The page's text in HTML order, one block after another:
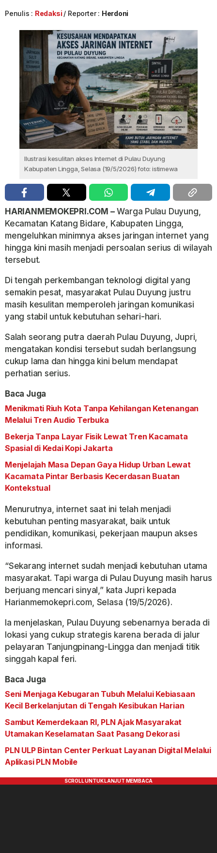
Penulis : Redaksi Reporter : Herdoni
Ilustrasi kesulitan akses Internet di Pulau Duyung
Kabupaten Lingga, Selasa (19/5/2026) foto: istimewa
HARIANMEMOKEPRI.COM –Warga Pulau Duyung,
Kecamatan Katang Bidare, Kabupaten Lingga,
mengeluhkan minimnya akses jaringan internet yang
hingga kini masih menjadi persoalan serius di wilayah
tersebut.
Di tengah perkembangan teknologi digital yang
semakin pesat, masyarakat Pulau Duyung justru
masih kesulitan memperoleh jaringan komunikasi
yang stabil untuk kebutuhan sehari-hari.
Salah seorang putra daerah Pulau Duyung, Jupri,
mengatakan kondisi tersebut sudah berlangsung
cukup lama dan hingga kini belum mendapat
perhatian serius.
Baca Juga
Menikmati Riuh Kota Tanpa Kehilangan Ketenangan
Melalui Tren Audio Terbuka
Bekerja Tanpa Layar Fisik Lewat Tren Kacamata
Spasial di Kedai Kopi Jakarta
Menjelajah Masa Depan Gaya Hidup Urban Lewat
Kacamata Pintar Berbasis Kecerdasan Buatan
Kontekstual
Menurutnya, internet saat ini telah menjadi
kebutuhan penting masyarakat, baik untuk
pendidikan, komunikasi, pekerjaan maupun akses
informasi.
“Sekarang internet sudah menjadi kebutuhan utama
masyarakat. Tapi warga di Pulau Duyung masih harus
berjuang mencari sinyal,” kata Jupri kepada
Harianmemokepri.com, Selasa (19/5/2026).
Ia menjelaskan, Pulau Duyung sebenarnya berada di
lokasi yang cukup strategis karena berada di jalur
pelayaran Tanjungpinang-Lingga dan menjadi titik
singgah kapal feri.
Baca Juga
Seni Menjaga Kebugaran Tubuh Melalui Kebiasaan
Kecil Berkelanjutan di Tengah Kesibukan Harian
Sambut Kemerdekaan RI, PLN Ajak Masyarakat
Utamakan Keselamatan Saat Pasang Dekorasi
PLN ULP Bintan Center Perkuat Layanan Digital Melalui
Aplikasi PLN Mobile